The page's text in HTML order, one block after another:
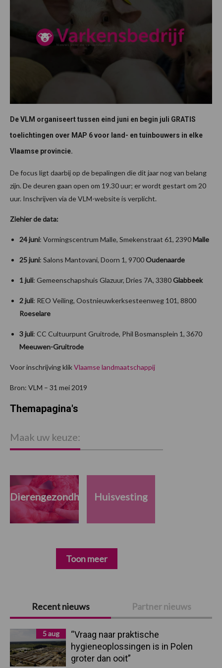
De VLM organiseert tussen eind juni en begin juli GRATIS
toelichtingen over MAP 6 voor land- en tuinbouwers in elke
Vlaamse provincie.
De focus ligt daarbij op de bepalingen die dit jaar nog van belang
zijn. De deuren gaan open om 19.30 uur; er wordt gestart om 20
uur. Inschrijven via de VLM-website is verplicht.
Ziehier de data:
24 juni: Vormingscentrum Malle, Smekenstraat 61, 2390Malle
25 juni: Salons Mantovani, Doorn 1, 9700Oudenaarde
1 juli: Gemeenschapshuis Glazuur, Dries 7A, 3380Glabbeek
2 juli: REO Veiling, Oostnieuwkerksesteenweg 101, 8800
Roeselare
3 juli: CC Cultuurpunt Gruitrode, Phil Bosmansplein 1, 3670
Meeuwen-Gruitrode
Voor inschrijving klikVlaamse landmaatschappij
Bron: VLM – 31 mei 2019
Primaire
Sidebar
Recent nieuws Partner nieuws
5 aug
“Vraag naar praktische
hygieneoplossingen is in Polen
groter dan ooit”
Themapagina's
Maak uw keuze:
Dierengezondheid Huisvesting
Toon meer